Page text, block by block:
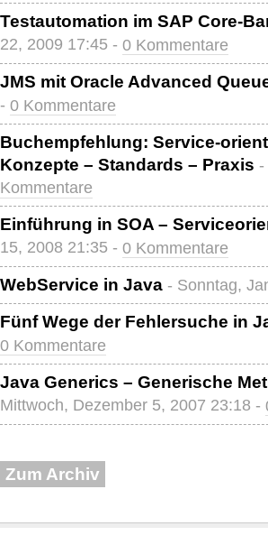
Testautomation im SAP Core-
22, 2009 17:45 - 0 Kommentare
JMS mit Oracle Advanced
- 0 Kommentare
Buchempfehlung: Service-
Konzepte – Standards – Praxis
Kommentare
Einführung in SOA –
15, 2008 21:35 - 0 Kommentare
WebService in Java - Sonntag,
Fünf Wege der Fehlersuche in
0 Kommentare
Java Generics – Generische
Mittwoch, Dezember 5, 2007 23:18 -
Zum Archiv